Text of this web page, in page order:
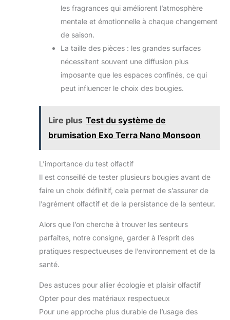
les fragrances qui améliorent l’atmosphère
mentale et émotionnelle à chaque changement
de saison.
La taille des pièces : les grandes surfaces
nécessitent souvent une diffusion plus
imposante que les espaces confinés, ce qui
peut influencer le choix des bougies.
Lire plus Test du système de
brumisation Exo Terra Nano Monsoon
L’importance du test olfactif
Il est conseillé de tester plusieurs bougies avant de
faire un choix définitif, cela permet de s’assurer de
l’agrément olfactif et de la persistance de la senteur.
Alors que l’on cherche à trouver les senteurs
parfaites, notre consigne, garder à l’esprit des
pratiques respectueuses de l’environnement et de la
santé.
Des astuces pour allier écologie et plaisir olfactif
Opter pour des matériaux respectueux
Pour une approche plus durable de l’usage des